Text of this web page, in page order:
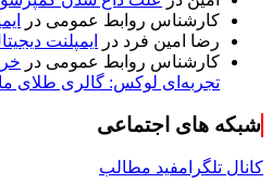
کارشناس روابط عمومی در
رضا امین فرد در
ایمپلنت
کارشناس روابط عمومی در
تجربه‌ای لوکس: گالری طلای
شبکه های اجتماعی
کانال تلگرامفید مطالب